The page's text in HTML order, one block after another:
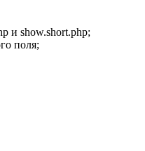
и show.short.php;
поля;